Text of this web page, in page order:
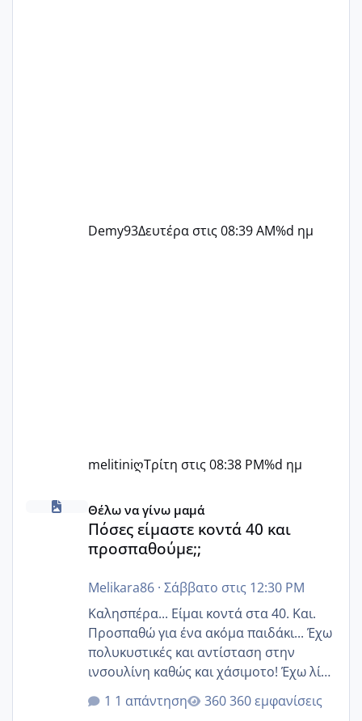
Demy93Δευτέρα στις 08:39 AM%d ημ
melitiniღΤρίτη στις 08:38 PM%d ημ
Πόσες είμαστε κοντά 40 και προσπαθούμε;;
Θέλω να γίνω μαμά
Πόσες είμαστε κοντά 40 και
προσπαθούμε;;
Melikara86· Σάββατο στις 12:30 PM
Καλησπέρα... Είμαι κοντά στα 40. Και.
Προσπαθώ για ένα ακόμα παιδάκι... Έχω
πολυκυστικές και αντίσταση στην
ινσουλίνη καθώς και χάσιμοτο! Έχω λίγα
κιλά παραπάνω και όσο κ αν προσπαθώ
δεν χάνω εύκολα! Προσπαθώ για ακόμη
1 απάντηση 360 εμφανίσεις